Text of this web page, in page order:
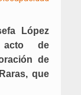
López
acto de
de
que